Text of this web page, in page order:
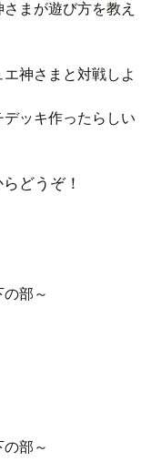
まが遊び方を教え
神さまと対戦しよ
ッキ作ったらしい
どうぞ！
部～
部～